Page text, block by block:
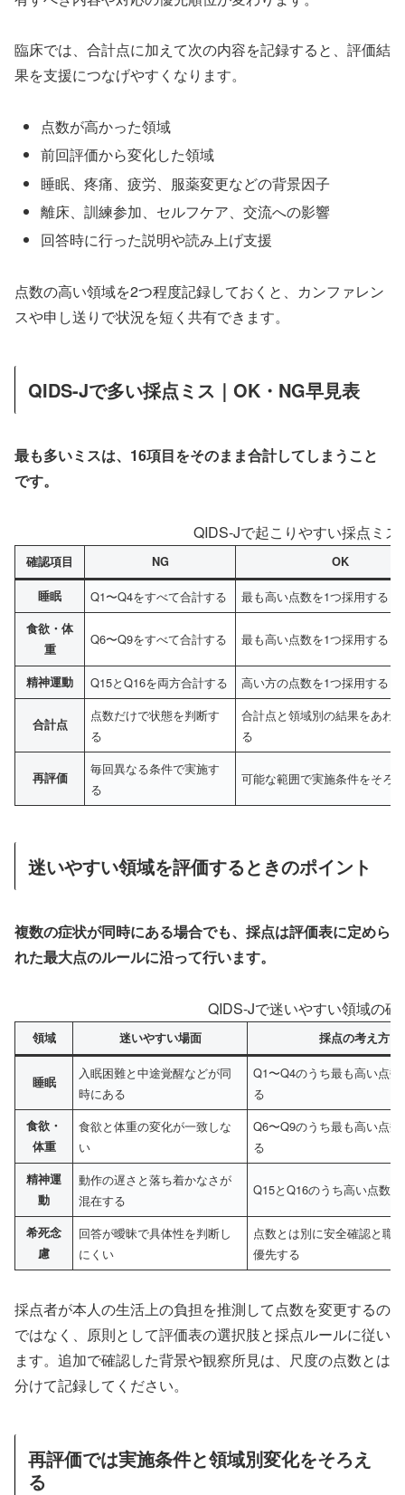
臨床では、合計点に加えて次の内容を記録すると、評価結
果を支援につなげやすくなります。
点数が高かった領域
前回評価から変化した領域
睡眠、疼痛、疲労、服薬変更などの背景因子
離床、訓練参加、セルフケア、交流への影響
回答時に行った説明や読み上げ支援
点数の高い領域を2つ程度記録しておくと、カンファレン
スや申し送りで状況を短く共有できます。
QIDS-Jで多い採点ミス｜OK・NG早見表
最も多いミスは、16項目をそのまま合計してしまうこと
です。
QIDS-Jで起こりやすい採点ミ
確認項目 NG OK
睡眠 Q1〜Q4をすべて合計する 最も高い点数を1つ採用する
食欲・体
重
Q6〜Q9をすべて合計する 最も高い点数を1つ採用する
精神運動 Q15とQ16を両方合計する 高い方の点数を1つ採用する
合計点
点数だけで状態を判断す
る
合計点と領域別の結果をあわ
る
再評価
毎回異なる条件で実施す
る
可能な範囲で実施条件をそろ
迷いやすい領域を評価するときのポイント
複数の症状が同時にある場合でも、採点は評価表に定めら
れた最大点のルールに沿って行います。
QIDS-Jで迷いやすい領域の確
領域 迷いやすい場面 採点の考え方
睡眠
入眠困難と中途覚醒などが同
時にある
Q1〜Q4のうち最も高い点
る
食欲・
体重
食欲と体重の変化が一致しな
い
Q6〜Q9のうち最も高い点
る
精神運
動
動作の遅さと落ち着かなさが
混在する
Q15とQ16のうち高い点数
希死念
慮
回答が曖昧で具体性を判断し
にくい
点数とは別に安全確認と職
優先する
採点者が本人の生活上の負担を推測して点数を変更するの
ではなく、原則として評価表の選択肢と採点ルールに従い
ます。追加で確認した背景や観察所見は、尺度の点数とは
分けて記録してください。
再評価では実施条件と領域別変化をそろえ
る